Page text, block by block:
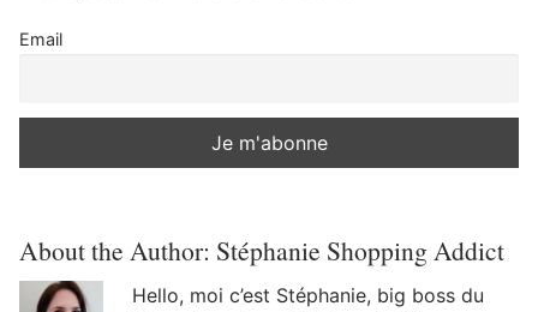
Email
About the Author: Stéphanie Shopping Addict
Hello, moi c’est Stéphanie, big boss du